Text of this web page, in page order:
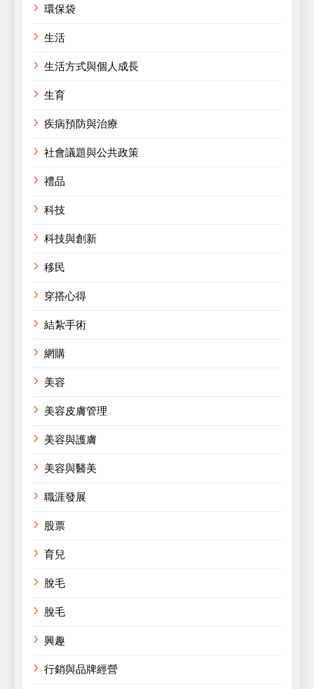
環保袋
生活
生活方式與個人成長
生育
疾病預防與治療
社會議題與公共政策
禮品
科技
科技與創新
移民
穿搭心得
結紮手術
網購
美容
美容皮膚管理
美容與護膚
美容與醫美
職涯發展
股票
育兒
脫毛
脫毛
興趣
行銷與品牌經營